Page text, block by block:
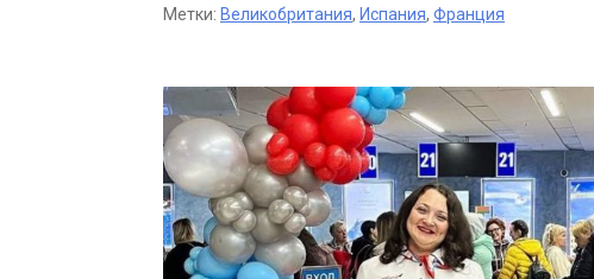
Метки: Великобритания, Испания, Франция